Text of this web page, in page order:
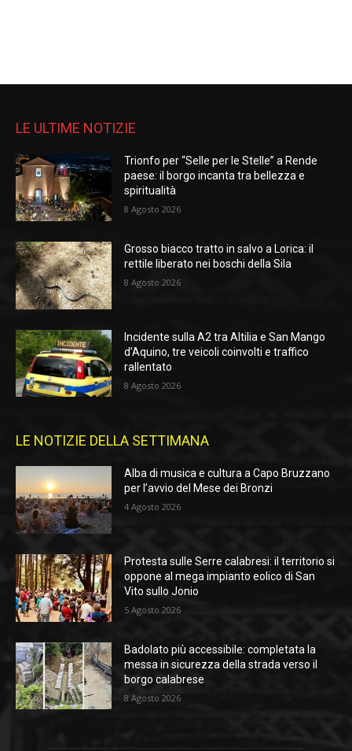
LE ULTIME NOTIZIE
Trionfo per “Selle per le Stelle” a Rende
paese: il borgo incanta tra bellezza e
spiritualità
8 Agosto 2026
Grosso biacco tratto in salvo a Lorica: il
rettile liberato nei boschi della Sila
8 Agosto 2026
Incidente sulla A2 tra Altilia e San Mango
d’Aquino, tre veicoli coinvolti e traffico
rallentato
8 Agosto 2026
LE NOTIZIE DELLA SETTIMANA
Alba di musica e cultura a Capo Bruzzano
per l’avvio del Mese dei Bronzi
4 Agosto 2026
Protesta sulle Serre calabresi: il territorio si
oppone al mega impianto eolico di San
Vito sullo Jonio
5 Agosto 2026
Badolato più accessibile: completata la
messa in sicurezza della strada verso il
borgo calabrese
8 Agosto 2026